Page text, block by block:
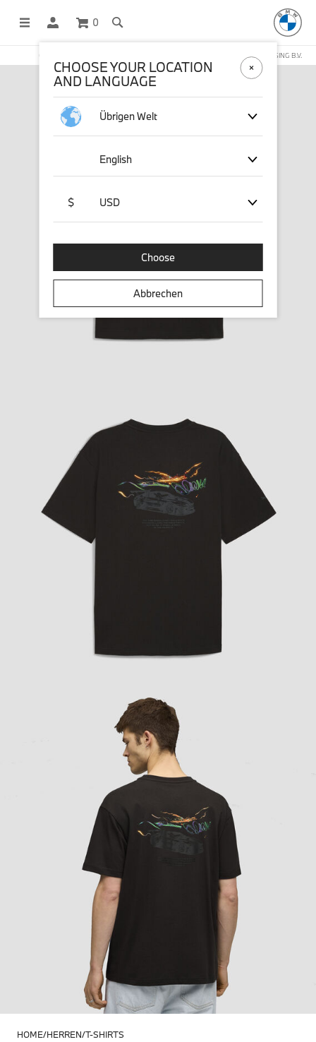
0
OFFICIAL BMW LIFESTYLE SHOP OPERATED BY STICHD SPORTMERCHANDISING B.V.
HOME HERREN T-SHIRTS
CHOOSE YOUR LOCATION
AND LANGUAGE
Übrigen Welt
English
$ USD
Choose
Abbrechen